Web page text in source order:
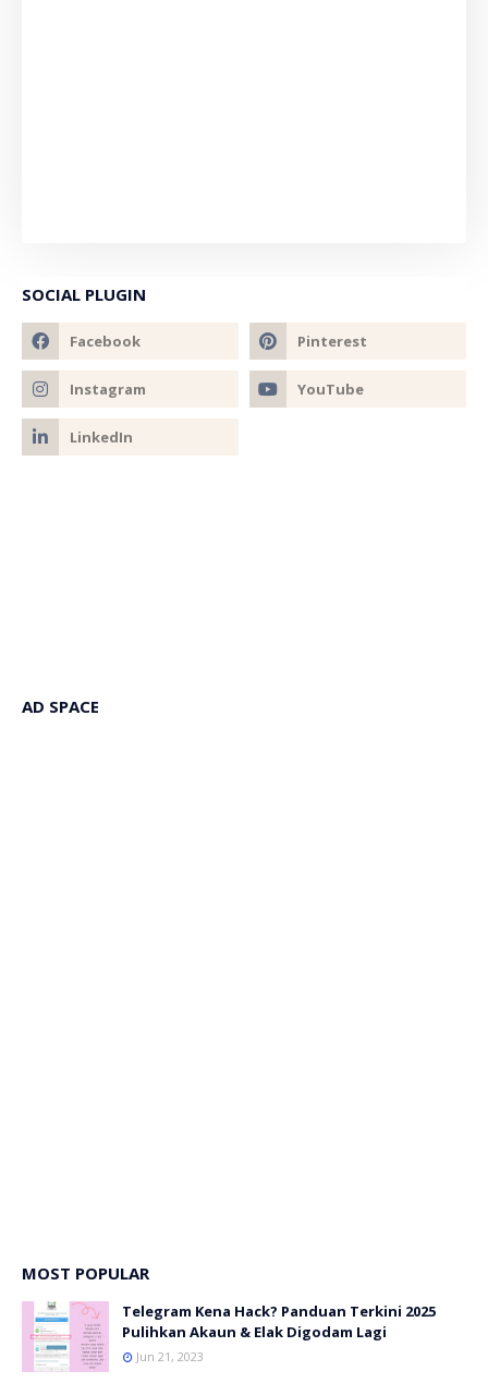
SOCIAL PLUGIN
AD SPACE
MOST POPULAR
Telegram Kena Hack? Panduan Terkini 2025
Pulihkan Akaun & Elak Digodam Lagi
Jun 21, 2023